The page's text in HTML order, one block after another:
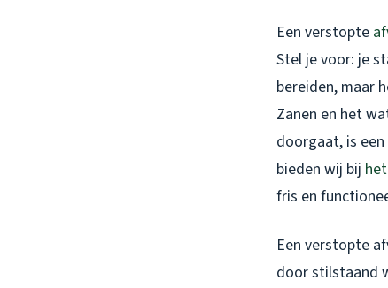
Een verstopte
Stel je voor: je
bereiden, maar
Zanen en het
doorgaat, is
bieden wij bij
fris en
Een verstopte
door stilstaand